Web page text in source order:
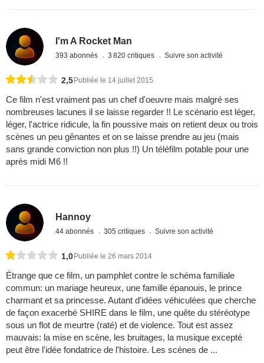
I'm A Rocket Man
393 abonnés 3 820 critiques Suivre son activité
2,5Publiée le 14 juillet 2015
Ce film n'est vraiment pas un chef d'oeuvre mais malgré ses
nombreuses lacunes il se laisse regarder !! Le scénario est léger,
léger, l'actrice ridicule, la fin poussive mais on retient deux ou trois
scènes un peu gênantes et on se laisse prendre au jeu (mais
sans grande conviction non plus !!) Un téléfilm potable pour une
après midi M6 !!
Hannoy
44 abonnés 305 critiques Suivre son activité
1,0 Publiée le 26 mars 2014
Étrange que ce film, un pamphlet contre le schéma familiale
commun: un mariage heureux, une famille épanouis, le prince
charmant et sa princesse. Autant d'idées véhiculées que cherche
de façon exacerbé SHIRE dans le film, une quête du stéréotype
sous un flot de meurtre (raté) et de violence. Tout est assez
mauvais: la mise en scène, les bruitages, la musique excepté
peut être l'idée fondatrice de l'histoire. Les scènes de ...